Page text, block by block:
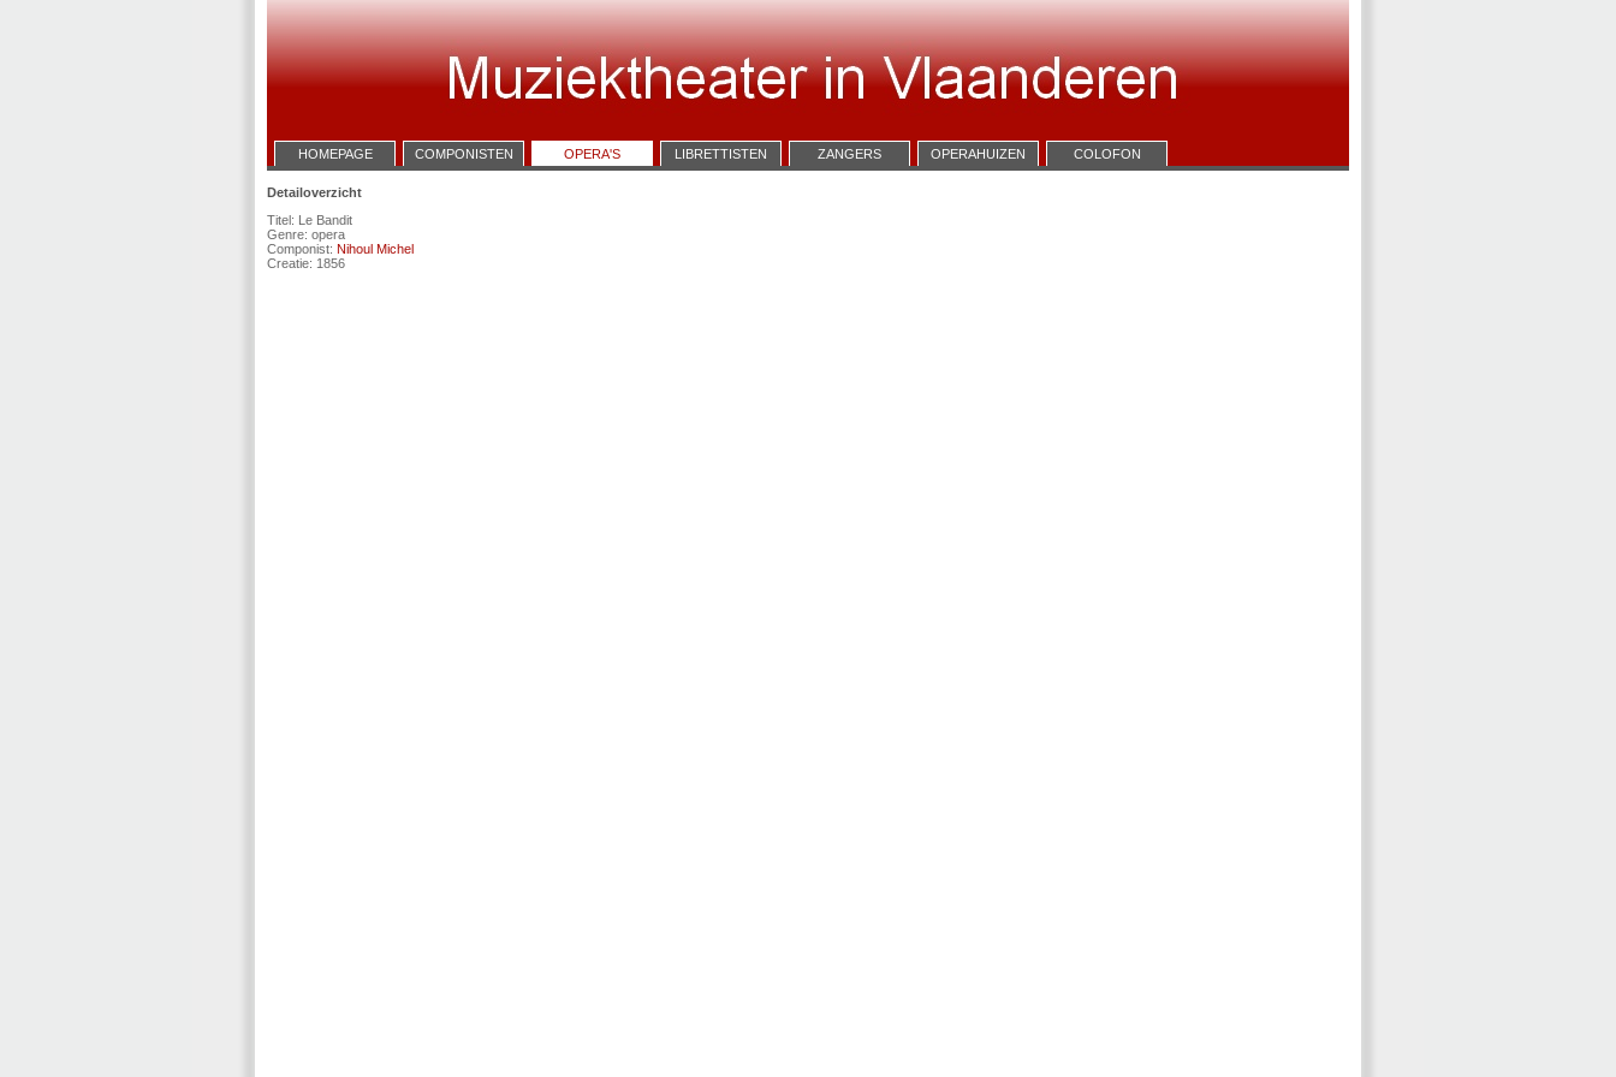
HOMEPAGE COMPONISTEN OPERA'S LIBRETTISTEN ZANGERS OPERAHUIZEN COLOFON
Detailoverzicht
Titel: Le Bandit
Genre: opera
Componist: Nihoul Michel
Creatie: 1856